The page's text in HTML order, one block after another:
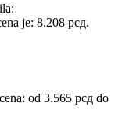
je: 8.208 рсд.
od 3.565 рсд do